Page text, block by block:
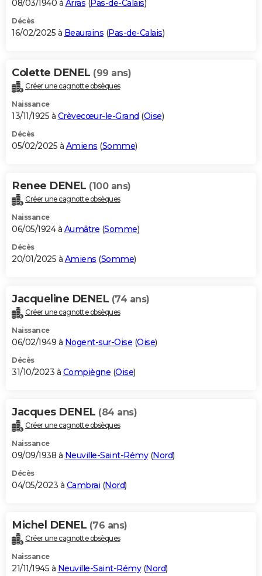
08/03/1940 à Arras (Pas-de-Calais)
Décès
16/02/2025 à Beaurains (Pas-de-Calais)
Colette DENEL (99 ans)
Créer une cagnotte obsèques
Naissance
13/11/1925 à Crèvecœur-le-Grand (Oise)
Décès
05/02/2025 à Amiens (Somme)
Renee DENEL (100 ans)
Créer une cagnotte obsèques
Naissance
06/05/1924 à Aumâtre (Somme)
Décès
20/01/2025 à Amiens (Somme)
Jacqueline DENEL (74 ans)
Créer une cagnotte obsèques
Naissance
06/02/1949 à Nogent-sur-Oise (Oise)
Décès
31/10/2023 à Compiègne (Oise)
Jacques DENEL (84 ans)
Créer une cagnotte obsèques
Naissance
09/09/1938 à Neuville-Saint-Rémy(Nord)
Décès
04/05/2023 à Cambrai (Nord)
Michel DENEL (76 ans)
Créer une cagnotte obsèques
Naissance
21/11/1945 à Neuville-Saint-Rémy(Nord)